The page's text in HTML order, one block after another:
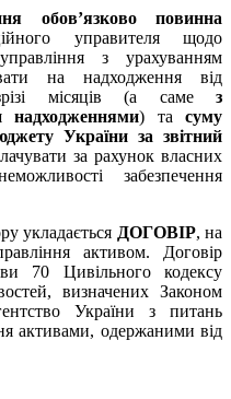
обов’язково повинна
управителя щодо
з урахуванням
на надходження від
місяців (а саме з
надходженнями) та суму
України за звітний
за рахунок власних
забезпечення
укладається ДОГОВІР, на
активом. Договір
70 Цивільного кодексу
визначених Законом
України з питань
активами, одержаними від